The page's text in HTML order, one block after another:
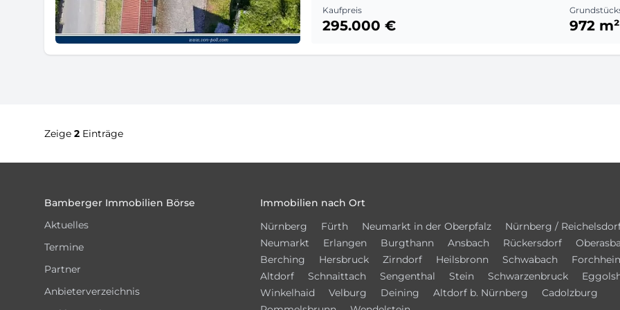
Kaufpreis
295.000 € 972 m²
Zeige 2 Einträge
Bamberger Immobilien Börse
Aktuelles
Termine
Partner
Anbieterverzeichnis
Immobilien nach Ort
Nürnberg
Fürth Neumarkt in der Oberpfalz Nürnberg /
Neumarkt
Erlangen Burgthann Ansbach Rückersdorf
Berching
Hersbruck Zirndorf Heilsbronn Schwabach
Altdorf
Schnaittach Sengenthal Stein Schwarzenbruck
Winkelhaid
Velburg Deining Altdorf b. Nürnberg
Cadolzburg